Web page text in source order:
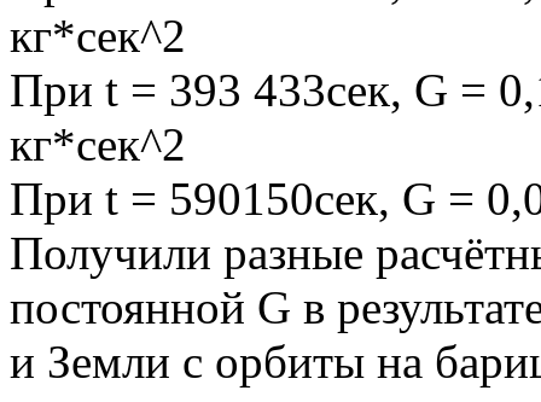
кг*сек^2
При t = 393 433сек, G =
кг*сек^2
При t = 590150сек, G =
Получили разные
постоянной G в
и Земли с орбиты на